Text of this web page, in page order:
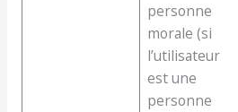
personne
morale (si
l’utilisateur
est une
personne